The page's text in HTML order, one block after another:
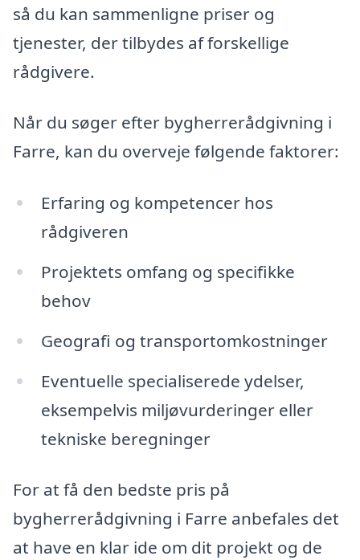
så du kan sammenligne priser og
tjenester, der tilbydes af forskellige
rådgivere.
Når du søger efter bygherrerådgivning i
Farre, kan du overveje følgende faktorer:
Erfaring og kompetencer hos
rådgiveren
Projektets omfang og specifikke
behov
Geografi og transportomkostninger
Eventuelle specialiserede ydelser,
eksempelvis miljøvurderinger eller
tekniske beregninger
For at få den bedste pris på
bygherrerådgivning i Farre anbefales det
at have en klar ide om dit projekt og de